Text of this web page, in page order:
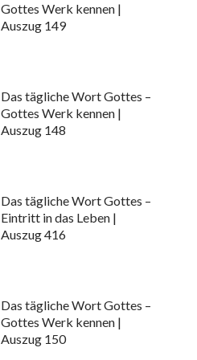
Gottes Werk kennen |
Auszug 149
Das tägliche Wort Gottes –
Gottes Werk kennen |
Auszug 148
Das tägliche Wort Gottes –
Eintritt in das Leben |
Auszug 416
Das tägliche Wort Gottes –
Gottes Werk kennen |
Auszug 150